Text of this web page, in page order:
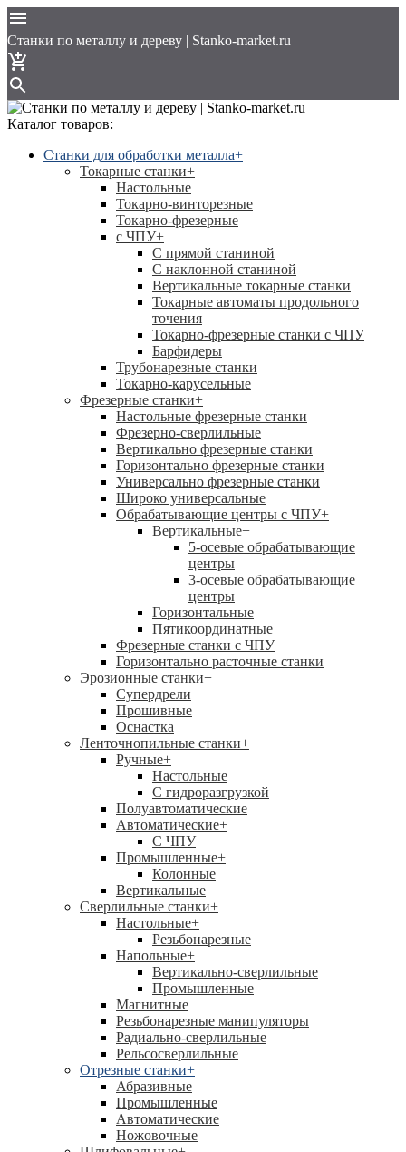
Cтанки по металлу и дереву | Stanko-market.ru
Каталог товаров:
Станки для обработки металла+
Токарные станки+
Настольные
Токарно-винторезные
Токарно-фрезерные
с ЧПУ+
С прямой станиной
C наклонной станиной
Вертикальные токарные станки
Токарные автоматы продольного
точения
Токарно-фрезерные станки с ЧПУ
Барфидеры
Трубонарезные станки
Токарно-карусельные
Фрезерные станки+
Настольные фрезерные станки
Фрезерно-сверлильные
Вертикально фрезерные станки
Горизонтально фрезерные станки
Универсально фрезерные станки
Широко универсальные
Обрабатывающие центры с ЧПУ+
Вертикальные+
5-осевые обрабатывающие
центры
3-осевые обрабатывающие
центры
Горизонтальные
Пятикоординатные
Фрезерные станки с ЧПУ
Горизонтально расточные станки
Эрозионные станки+
Супердрели
Прошивные
Оснастка
Ленточнопильные станки+
Ручные+
Настольные
С гидроразгрузкой
Полуавтоматические
Автоматические+
С ЧПУ
Промышленные+
Колонные
Вертикальные
Сверлильные станки+
Настольные+
Резьбонарезные
Напольные+
Вертикально-сверлильные
Промышленные
Магнитные
Резьбонарезные манипуляторы
Радиально-сверлильные
Рельсосверлильные
Отрезные станки+
Абразивные
Промышленные
Автоматические
Ножовочные